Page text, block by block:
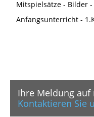
Mitspielsätze - Bilder
Anfangsunterricht -
Ihre Meldung auf
Kontaktieren Sie